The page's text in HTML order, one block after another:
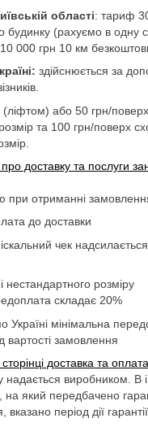
області: тариф
будинку (рахуємо в одну
000 грн 10 км
здійснюється за
(ліфтом) або 50 грн/
та 100 грн/поверх
доставку та послуги
при отриманні
до доставки
чек
нестандартного розміру
складає 20%
Україні мінімальна
вартості замовлення
доставка та оплата
надається виробником. В
на який передбачено
період дії гарантії.